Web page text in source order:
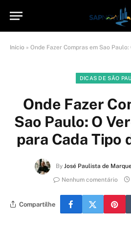
Início » Onde Fazer Compras em Sao Paulo: O
DICAS DE SÃO
Onde Fazer
Sao Paulo: O
para Cada Tipo
By José Paulista de
Nenhum comentário
Compartilhe